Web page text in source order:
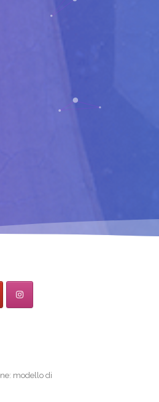
modello di